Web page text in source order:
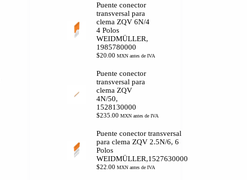
Puente conector
transversal para
clema ZQV 6N/4
4 Polos
WEIDMÜLLER,
1985780000
$20.00 MXN antes de IVA
Puente conector
transversal para
clema ZQV
4N/50,
1528130000
$235.00 MXN antes de IVA
Puente conector transversal
para clema ZQV 2.5N/6, 6
Polos
WEIDMÜLLER,1527630000
$22.00 MXN antes de IVA